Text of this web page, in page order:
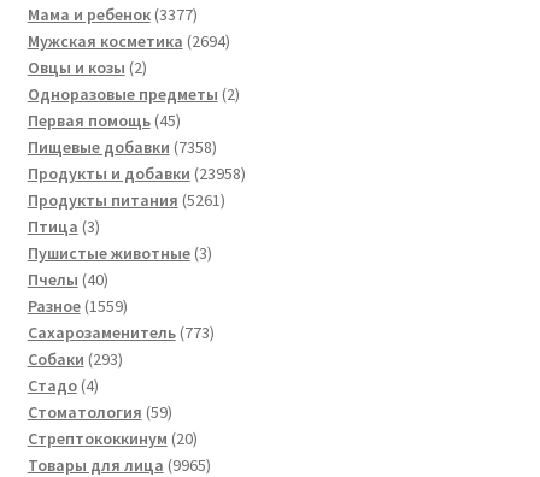
товаров
Мама и ребенок 33773377
товаров
Мужская косметика 26942694
Овцы и козы 22
товара
Одноразовые предметы 22
Первая помощь 4545
товаров
Пищевые добавки 73587358
товаров
Продукты и добавки 2395823958
Продукты питания 52615261
Птица 33
товара
Пушистые животные 33
Пчелы 4040
товаров
Разное 15591559
товаров
Сахарозаменитель 773773
Собаки 293293
Стадо 44
товара
Стоматология 5959
товаров
Стрептококкинум 2020
товаров
Товары для лица 99659965